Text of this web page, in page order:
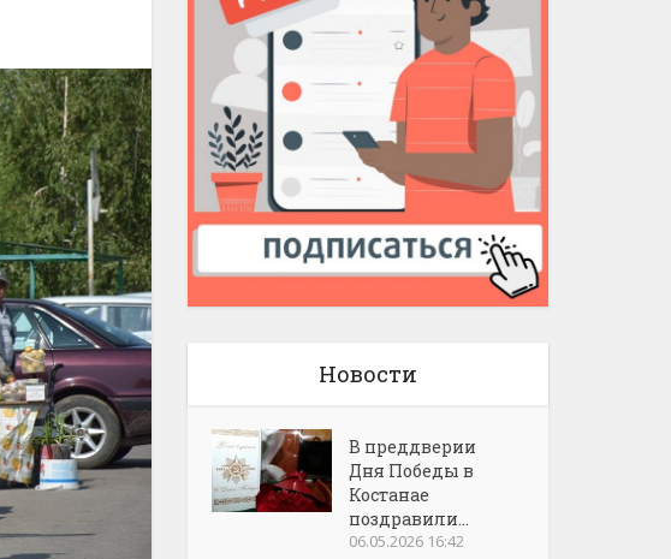
Новости
В преддверии
Дня Победы в
Костанае
поздравили...
06.05.2026 16:42